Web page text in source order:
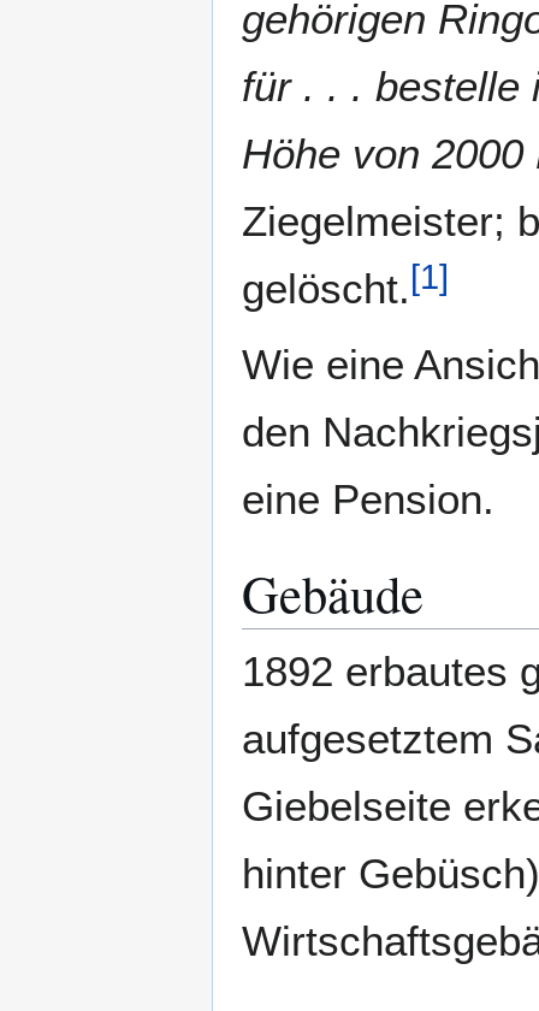
gehörigen
für . . . bestelle
Höhe von 2000
Ziegelmeister;
gelöscht.[1]
Wie eine
den
eine Pension.
Gebäude
1892 erbautes
aufgesetztem
Giebelseite
hinter